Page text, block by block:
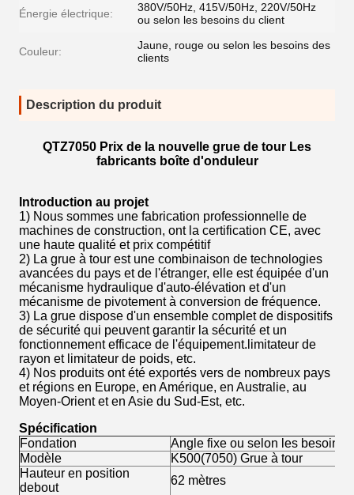
Énergie électrique:
380V/50Hz, 415V/50Hz, 220V/50Hz
ou selon les besoins du client
Couleur:
Jaune, rouge ou selon les besoins des
clients
Description du produit
QTZ7050 Prix de la nouvelle grue de tour Les
fabricants boîte d'onduleur
Introduction au projet
1) Nous sommes une fabrication professionnelle de
machines de construction, ont la certification CE, avec
une haute qualité et prix compétitif
2) La grue à tour est une combinaison de technologies
avancées du pays et de l'étranger, elle est équipée d'un
mécanisme hydraulique d'auto-élévation et d'un
mécanisme de pivotement à conversion de fréquence.
3) La grue dispose d'un ensemble complet de dispositifs
de sécurité qui peuvent garantir la sécurité et un
fonctionnement efficace de l'équipement.limitateur de
rayon et limitateur de poids, etc.
4) Nos produits ont été exportés vers de nombreux pays
et régions en Europe, en Amérique, en Australie, au
Moyen-Orient et en Asie du Sud-Est, etc.
Spécification
Fondation
Angle fixe ou selon les besoins
Modèle
K500(7050) Grue à tour
Hauteur en position
debout
62 mètres